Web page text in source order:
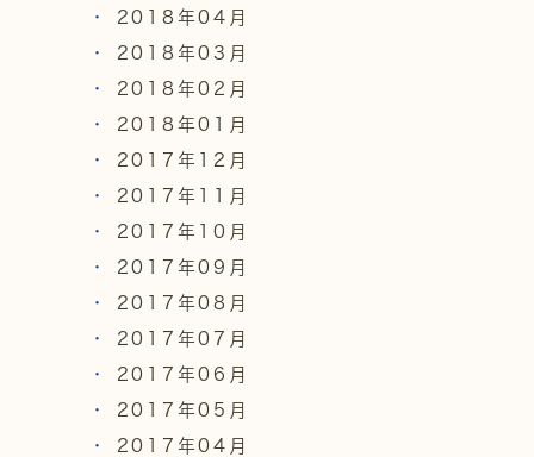
2018年04月
2018年03月
2018年02月
2018年01月
2017年12月
2017年11月
2017年10月
2017年09月
2017年08月
2017年07月
2017年06月
2017年05月
2017年04月